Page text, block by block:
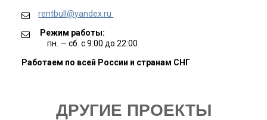
rentbull@yandex.ru
Режим работы:
пн. — сб. с 9:00 до 22:00
Работаем по всей России и странам СНГ
ДРУГИЕ ПРОЕКТЫ